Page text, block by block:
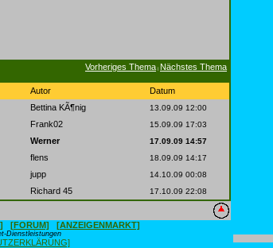
Vorheriges Thema | Nächstes Thema
Autor
Datum
Bettina KÃ¶nig 13.09.09 12:00
Frank02 15.09.09 17:03
Werner 17.09.09 14:57
flens 18.09.09 14:17
jupp 14.10.09 00:08
Richard 45 17.10.09 22:08
[FORUM] [ANZEIGENMARKT]
Dienstleistungen